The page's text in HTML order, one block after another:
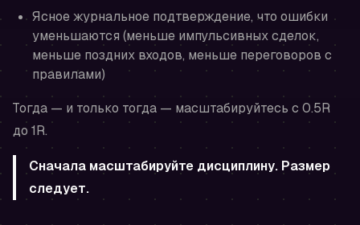
Ясное журнальное подтверждение, что ошибки
уменьшаются (меньше импульсивных сделок,
меньше поздних входов, меньше переговоров с
правилами)
Тогда — и только тогда — масштабируйтесь с 0.5R
до 1R.
Сначала масштабируйте дисциплину. Размер
следует.